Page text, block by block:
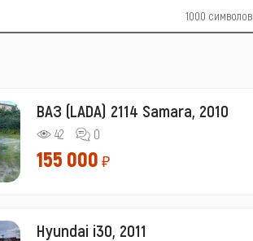
1000 символов
ВАЗ (LADA) 2114 Samara, 2010
42 0
155 000 ₽
Hyundai i30, 2011